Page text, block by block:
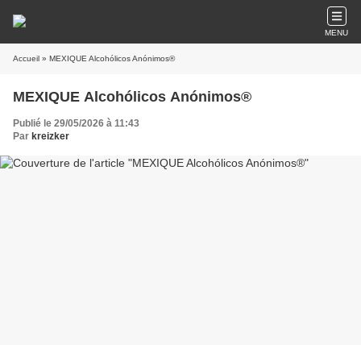
MENU
Accueil » MEXIQUE Alcohólicos Anónimos®
MEXIQUE Alcohólicos Anónimos®
Publié le 29/05/2026 à 11:43
Par kreizker